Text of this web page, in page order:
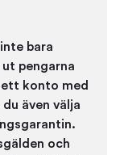
bara
pengarna
konto med
även välja
och